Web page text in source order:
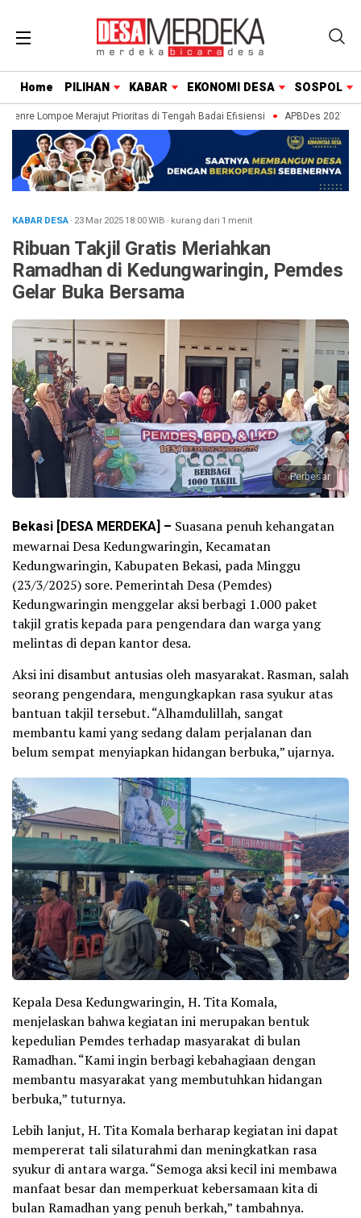
Home PILIHAN KABAR EKONOMI DESA SOSPOL
Lompoe Merajut Prioritas di Tengah Badai Efisiensi APBDes 2027:
KABAR DESA· 23 Mar 202518:00WIB · kurang dari 1 menit
Ribuan Takjil Gratis Meriahkan
Ramadhan di Kedungwaringin, Pemdes
Gelar Buka Bersama
Perbesar
Bekasi [DESA MERDEKA] – Suasana penuh kehangatan
mewarnai Desa Kedungwaringin, Kecamatan
Kedungwaringin, Kabupaten Bekasi, pada Minggu
(23/3/2025) sore. Pemerintah Desa (Pemdes)
Kedungwaringin menggelar aksi berbagi 1.000 paket
takjil gratis kepada para pengendara dan warga yang
melintas di depan kantor desa.
Aksi ini disambut antusias oleh masyarakat. Rasman, salah
seorang pengendara, mengungkapkan rasa syukur atas
bantuan takjil tersebut. “Alhamdulillah, sangat
membantu kami yang sedang dalam perjalanan dan
belum sempat menyiapkan hidangan berbuka,” ujarnya.
Kepala Desa Kedungwaringin, H. Tita Komala,
menjelaskan bahwa kegiatan ini merupakan bentuk
kepedulian Pemdes terhadap masyarakat di bulan
Ramadhan. “Kami ingin berbagi kebahagiaan dengan
membantu masyarakat yang membutuhkan hidangan
berbuka,” tuturnya.
Lebih lanjut, H. Tita Komala berharap kegiatan ini dapat
mempererat tali silaturahmi dan meningkatkan rasa
syukur di antara warga. “Semoga aksi kecil ini membawa
manfaat besar dan memperkuat kebersamaan kita di
bulan Ramadhan yang penuh berkah,” tambahnya.